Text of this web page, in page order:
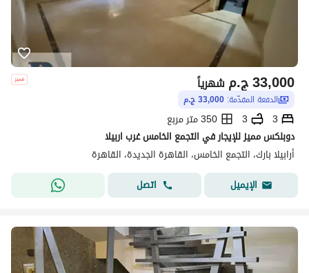
ج.م33,000 شهرياً
الدفعة المقدّمة: 33,000 ج.م
3
3
350 متر مربع
دوبلكس مميز للإيجار في التجمع الخامس غرب اربيلا
أرابيلا بارك، التجمع الخامس، القاهرة الجديدة، القاهرة
الإيميل
اتصل